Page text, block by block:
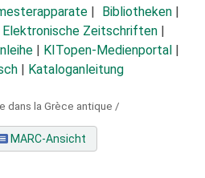
Bibliotheken
Elektronische Zeitschriften
KITopen-Medienportal
Kataloganleitung
dans la Grèce antique /
MARC-Ansicht